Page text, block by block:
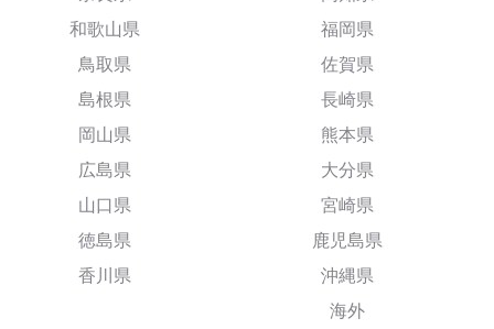
和歌山県
鳥取県
島根県
岡山県
広島県
山口県
徳島県
香川県
福岡県
佐賀県
長崎県
熊本県
大分県
宮崎県
鹿児島県
沖縄県
海外